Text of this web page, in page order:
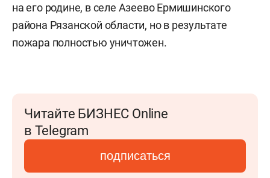
на его родине, в селе Азеево Ермишинского
района Рязанской области, но в результате
пожара полностью уничтожен.
Читайте БИЗНЕС Online
в Telegram
подписаться